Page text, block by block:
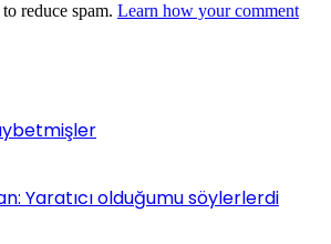
reduce spam. Learn how your comment
Yaratıcı olduğumu söylerlerdi